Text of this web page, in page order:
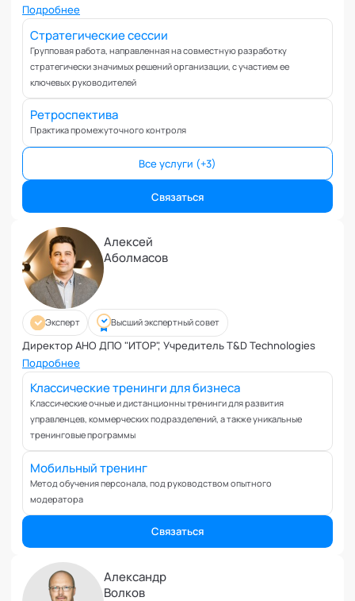
Фасилитация
Физические травмы и реабилитация
Фобии и страхи
Формирование команд
Эмоциональный интеллект
Подробнее
Стратегические сессии
Групповая работа, направленная на совместную разработку
стратегически значимых решений организации, с участием ее
ключевых руководителей
Ретроспектива
Практика промежуточного контроля
Все услуги (+3)
Связаться
Алексей
Аболмасов
Эксперт Высший экспертный совет
Директор АНО ДПО "ИТОР", Учредитель T&D Technologies
Подробнее
Классические тренинги для бизнеса
Классические очные и дистанционны тренинги для развития
управленцев, коммерческих подразделений, а также уникальные
тренинговые программы
Мобильный тренинг
Метод обучения персонала, под руководством опытного
модератора
Связаться
Александр
Волков